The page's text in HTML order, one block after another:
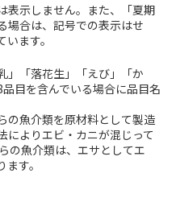
表示しません。また、「夏期
場合は、記号での表示はせ
ます。
」「落花生」「えび」「か
目を含んでいる場合に品目名
の魚介類を原材料として製造
によりエビ・カニが混じって
の魚介類は、エサとしてエ
す。